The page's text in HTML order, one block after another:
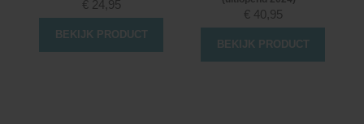
€ 24,95
BEKIJK PRODUCT
€ 40,95
BEKIJK PRODUCT